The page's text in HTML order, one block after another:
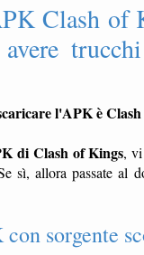
Clash of
l'APK è
di Clash of Kings,
sì, allora passate
sorgente